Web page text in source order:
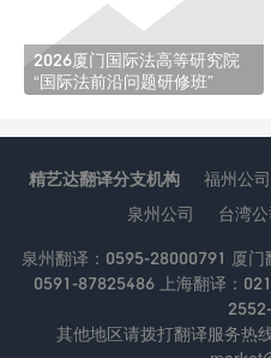
2026厦门国际法高等研究院
“国际法前沿问题研修班”
精艺达翻译分支机构 福州公司
泉州公司
台湾公
泉州翻译：0595-28000791 厦门
0591-87825486 上海翻译：
其他地区请拨打翻译服务热